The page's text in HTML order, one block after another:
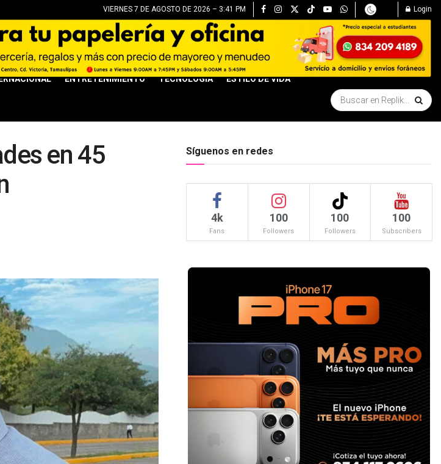
VIERNES 7 DE AGOSTO DE 2026 – 3:41 PM Login
ENTRETENIMIENTO TECNOLOGÍA ESTILO DE VIDA
en 45
Síguenos en redes
4k
Fans
100
Followers
100
Followers
100
Subscribers